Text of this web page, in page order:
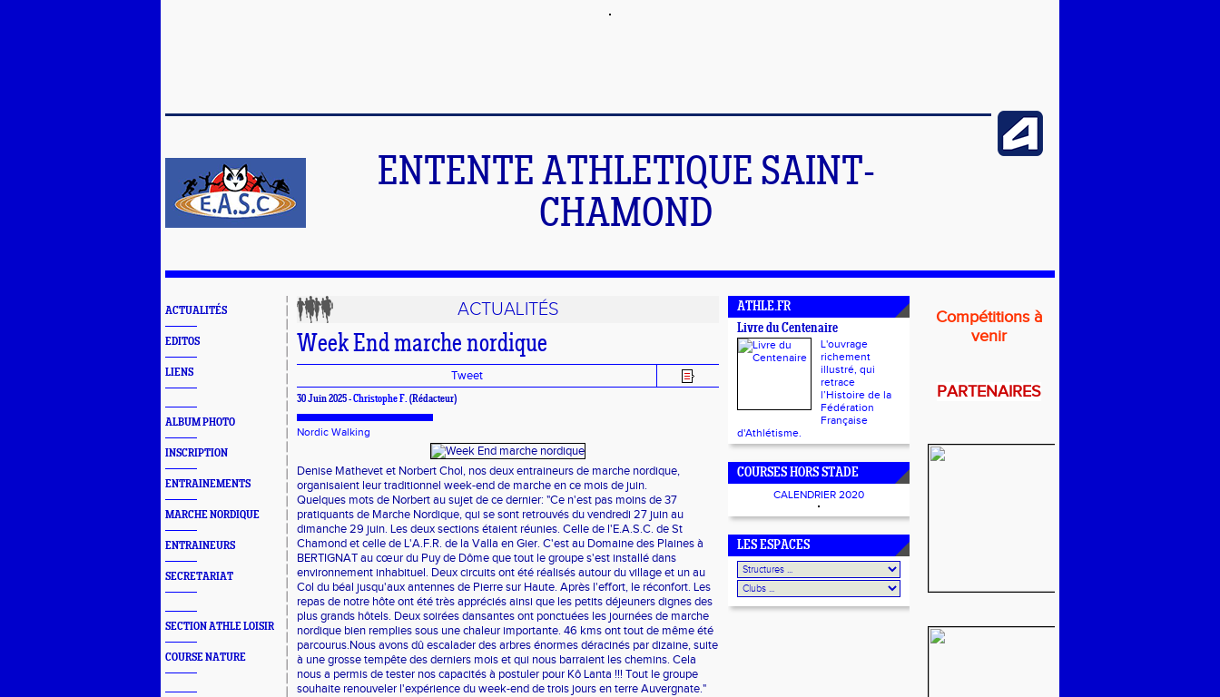
ENTENTE ATHLETIQUE SAINT-
CHAMOND
ACTUALITÉS
EDITOS
LIENS
ALBUM PHOTO
INSCRIPTION
ENTRAINEMENTS
MARCHE NORDIQUE
ENTRAINEURS
SECRETARIAT
SECTION ATHLE LOISIR
COURSE NATURE
ACTUALITÉS
Week End marche nordique
Tweet
30 Juin 2025 -Christophe F.(Rédacteur)
Nordic Walking
Denise Mathevet et Norbert Chol, nos deux entraineurs de marche nordique,
organisaient leur traditionnel week-end de marche en ce mois de juin.
Quelques mots de Norbert au sujet de ce dernier: "Ce n'est pas moins de 37
pratiquants de Marche Nordique, qui se sont retrouvés du vendredi 27 juin au
dimanche 29 juin. Les deux sections étaient réunies. Celle de l'E.A.S.C. de St
Chamond et celle de L'A.F.R. de la Valla en Gier. C'est au Domaine des Plaines à
BERTIGNAT au cœur du Puy de Dôme que tout le groupe s'est installé dans
environnement inhabituel. Deux circuits ont été réalisés autour du village et un au
Col du béal jusqu'aux antennes de Pierre sur Haute. Après l'effort, le réconfort. Les
repas de notre hôte ont été très appréciés ainsi que les petits déjeuners dignes des
plus grands hôtels. Deux soirées dansantes ont ponctuées les journées de marche
nordique bien remplies sous une chaleur importante. 46 kms ont tout de même été
parcourus.Nous avons dû escalader des arbres énormes déracinés par dizaine, suite
à une grosse tempête des derniers mois et qui nous barraient les chemins. Cela
nous a permis de tester nos capacités à postuler pour Kô Lanta !!! Tout le groupe
souhaite renouveler l'expérience du week-end de trois jours en terre Auvergnate."
ATHLE.FR
Livre du Centenaire
L'ouvrage
richement
illustré, qui
retrace
l’Histoire de la
Fédération
Française
d'Athlétisme.
COURSES HORS STADE
CALENDRIER 2020
LES ESPACES
Compétitions à
venir
PARTENAIRES